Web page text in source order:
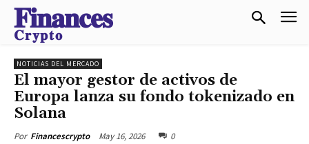
𝐅𝐢𝐧𝐚𝐧𝐜𝐞𝐬
𝐂𝐫𝐲𝐩𝐭𝐨
NOTICIAS DEL MERCADO
El mayor gestor de activos de
Europa lanza su fondo tokenizado en
Solana
Por Financescrypto May 16, 2026 0